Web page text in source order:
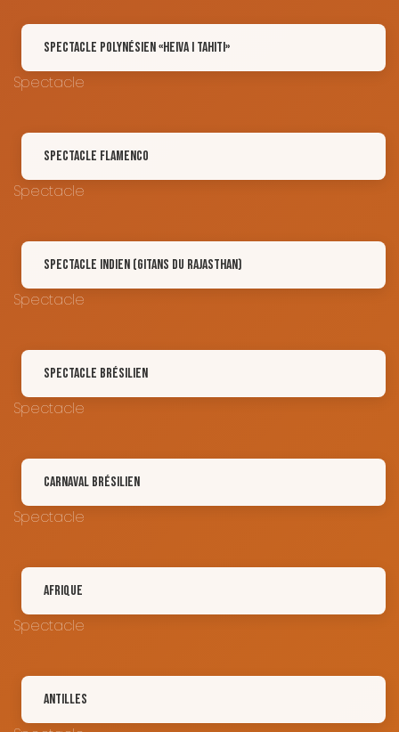
Spectacle Polynésien «Heiva i Tahiti»
Spectacle
Spectacle Flamenco
Spectacle
Spectacle Indien (Gitans du Rajasthan)
Spectacle
Spectacle Brésilien
Spectacle
Carnaval Brésilien
Spectacle
Afrique
Spectacle
Antilles